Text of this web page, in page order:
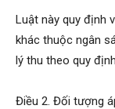
Luật này quy định
khác thuộc ngân
lý thu theo quy
Điều 2. Đối tượng